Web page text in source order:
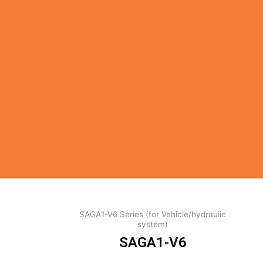
SAGA1-V6 Series (for Vehicle/hydraulic
system)
SAGA1-V6